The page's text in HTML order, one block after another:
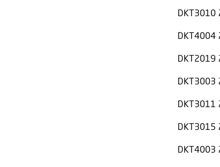
DKT3010
DKT4004
DKT2019
DKT3003
DKT3011
DKT3015
DKT4003